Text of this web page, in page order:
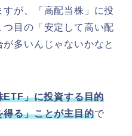
が、「高配当株」に投
目の「安定して高い配
多いんじゃないかなと
ETF」に投資する目的
得る」ことが主目的で